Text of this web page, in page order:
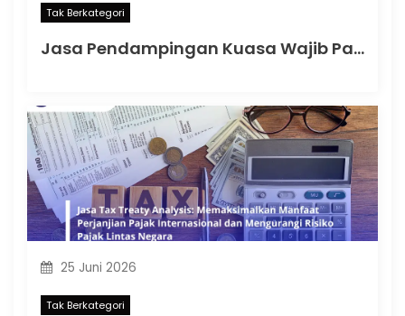
Tak Berkategori
Jasa Pendampingan Kuasa Wajib Pajak: Memahami Mulai Kapan SKT Wajib bagi Kuasa Wajib Pajak Menurut PMK 44 Tahun 2026
25 Juni 2026
Tak Berkategori